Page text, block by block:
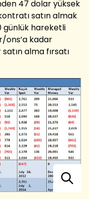
47 dolar yüksek
satın almak
günlük hareketli
ons’a kadar
alma fırsatı